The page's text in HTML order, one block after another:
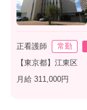
正看護師 常勤
【東京都】江東区
月給 311,000円